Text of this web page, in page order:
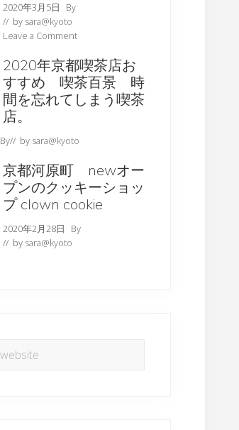
2020年3月5日
By
// by sara@kyoto
Leave a Comment
2020年京都喫茶店お
すすめ 喫茶百景 時
間を忘れてしまう喫茶
店。
By// by sara@kyoto
京都河原町 newオー
プンのクッキーショッ
プ clown cookie
2020年2月28日
By
// by sara@kyoto